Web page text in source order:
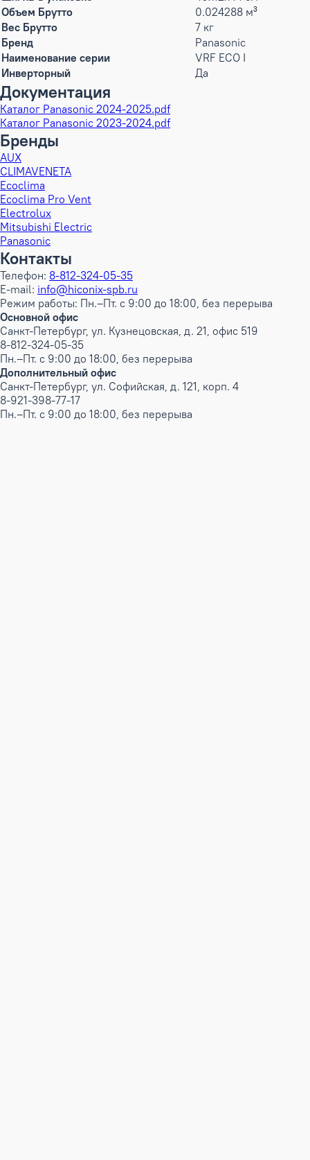
Объем Брутто
0.024288 м³
Вес Брутто
7 кг
Бренд
Panasonic
Наименование серии
VRF ECO I
Инверторный
Да
Документация
Каталог Panasonic 2024-2025.pdf
Каталог Panasonic 2023-2024.pdf
Бренды
AUX
CLIMAVENETA
Ecoclima
Ecoclima Pro Vent
Electrolux
Mitsubishi Electric
Panasonic
Контакты
Телефон: 8-812-324-05-35
E-mail: info@hiconix-spb.ru
Режим работы: Пн.–Пт. с 9:00 до 18:00, без перерыва
Основной офис
Санкт-Петербург, ул. Кузнецовская, д. 21, офис 519
8-812-324-05-35
Пн.–Пт. с 9:00 до 18:00, без перерыва
Дополнительный офис
Санкт-Петербург, ул. Софийская, д. 121, корп. 4
8-921-398-77-17
Пн.–Пт. с 9:00 до 18:00, без перерыва